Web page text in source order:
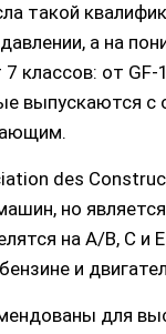
такой
а на
7 классов: от
выпускаются с
des
но
на A/B, C и
и
для